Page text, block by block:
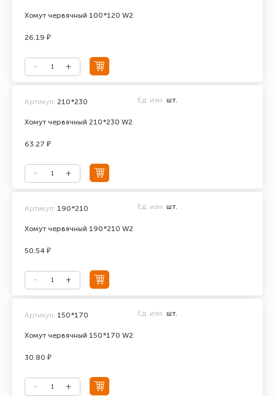
Хомут червячный 100*120 W2
26.19 ₽
Хомут червячный 210*230 W2
Артикул: 210*230 Ед. изм. шт.
63.27 ₽
Хомут червячный 190*210 W2
Артикул: 190*210 Ед. изм. шт.
50.54 ₽
Хомут червячный 150*170 W2
Артикул: 150*170 Ед. изм. шт.
30.80 ₽